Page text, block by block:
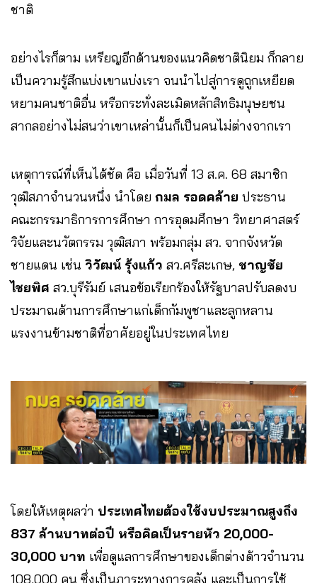
ชาติ
อย่างไรก็ตาม เหรียญอีกด้านของแนวคิดชาตินิยม ก็กลาย
เป็นความรู้สึกแบ่งเขาแบ่งเรา จนนำไปสู่การดูถูกเหยียด
หยามคนชาติอื่น หรือกระทั่งละเมิดหลักสิทธิมนุษยชน
สากลอย่างไม่สนว่าเขาเหล่านั้นก็เป็นคนไม่ต่างจากเรา
เหตุการณ์ที่เห็นได้ชัด คือ เมื่อวันที่ 13 ส.ค. 68 สมาชิก
วุฒิสภาจำนวนหนึ่ง นำโดย กมล รอดคล้าย ประธาน
คณะกรรมาธิการการศึกษา การอุดมศึกษา วิทยาศาสตร์
วิจัยและนวัตกรรม วุฒิสภา พร้อมกลุ่ม สว. จากจังหวัด
ชายแดน เช่น วิวัฒน์ รุ้งแก้ว สว.ศรีสะเกษ, ชาญชัย
ไชยพิศ สว.บุรีรัมย์ เสนอข้อเรียกร้องให้รัฐบาลปรับลดงบ
ประมาณด้านการศึกษาแก่เด็กกัมพูชาและลูกหลาน
แรงงานข้ามชาติที่อาศัยอยู่ในประเทศไทย
โดยให้เหตุผลว่า ประเทศไทยต้องใช้งบประมาณสูงถึง
837 ล้านบาทต่อปี หรือคิดเป็นรายหัว 20,000-
30,000 บาท เพื่อดูแลการศึกษาของเด็กต่างด้าวจำนวน
108,000 คน ซึ่งเป็นภาระทางการคลัง และเป็นการใช้